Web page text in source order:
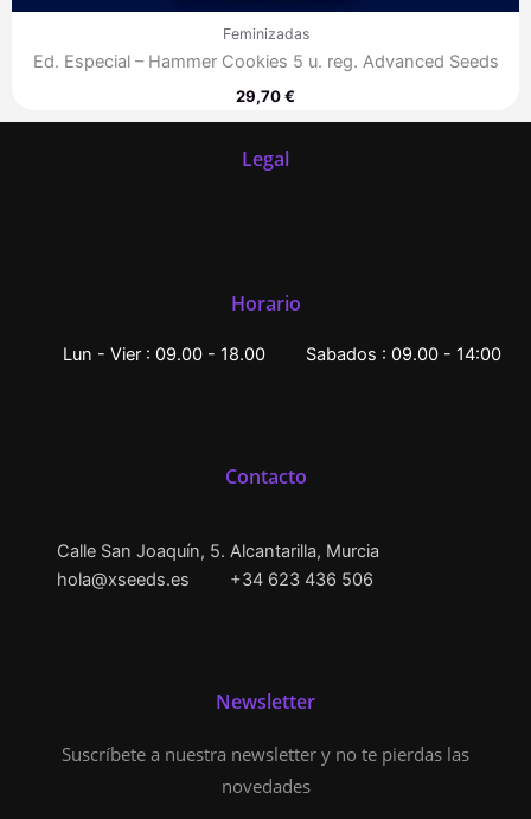
Feminizadas
Ed. Especial – Hammer Cookies 5 u. reg. Advanced Seeds
29,70€
Legal
Horario
Lun - Vier : 09.00 - 18.00 Sabados : 09.00 - 14:00
Contacto
Calle San Joaquín, 5. Alcantarilla, Murcia
hola@xseeds.es
+34 623 436 506
Newsletter
Suscríbete a nuestra newsletter y no te pierdas las
novedades